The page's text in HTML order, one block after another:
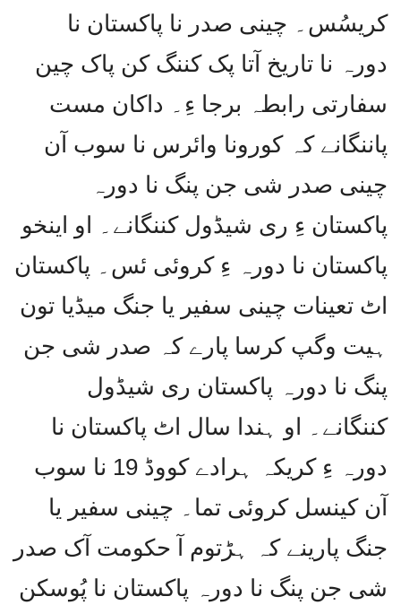
کریسُس۔ چینی صدر نا پاکستان نا
دورہ نا تاریخ آتا پک کننگ کن پاک چین
سفارتی رابطہ برجا ءِ۔ داکان مست
پاننگانے کہ کورونا وائرس نا سوب آن
چینی صدر شی جن پنگ نا دورہ
پاکستان ءِ ری شیڈول کننگانے۔ او اینخو
پاکستان نا دورہ ءِ کروئی ئس۔ پاکستان
اٹ تعینات چینی سفیر یا جنگ میڈیا تون
ہیت وگپ کرسا پارے کہ صدر شی جن
پنگ نا دورہ پاکستان ری شیڈول
کننگانے۔ او ہندا سال اٹ پاکستان نا
دورہ ءِ کریکہ ہرادے کووڈ 19 نا سوب
آن کینسل کروئی تما۔ چینی سفیر یا
جنگ پارینے کہ ہڑتوم آ حکومت آک صدر
شی جن پنگ نا دورہ پاکستان نا پُوسکن